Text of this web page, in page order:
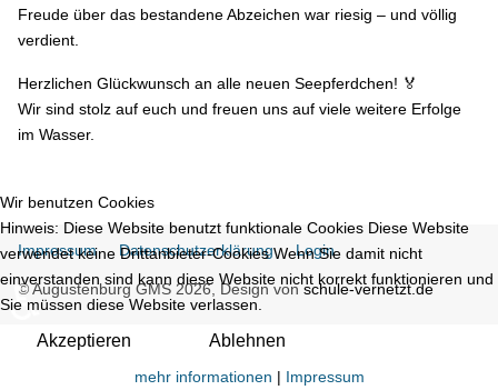
Freude über das bestandene Abzeichen war riesig – und völlig
verdient.
Herzlichen Glückwunsch an alle neuen Seepferdchen! 🏅
Wir sind stolz auf euch und freuen uns auf viele weitere Erfolge
im Wasser.
Impressum Datenschutzerklärung Login
© Augustenburg GMS 2026, Design vonschule-vernetzt.de
Wir benutzen Cookies
Hinweis: Diese Website benutzt funktionale Cookies Diese Website
verwendet keine Drittanbieter-Cookies Wenn Sie damit nicht
einverstanden sind kann diese Website nicht korrekt funktionieren und
Sie müssen diese Website verlassen.
Akzeptieren Ablehnen
mehr informationen | Impressum